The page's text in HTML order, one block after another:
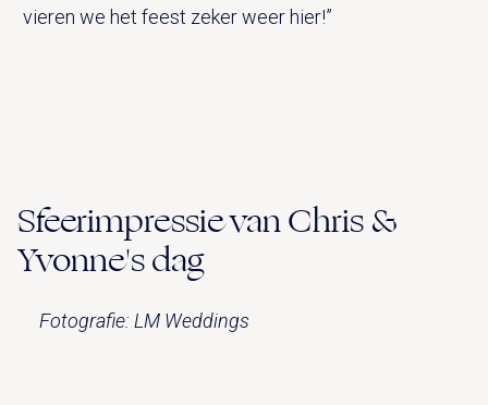
vieren we het feest zeker weer hier!”
Sfeerimpressie van Chris &
Yvonne's dag
Fotografie: LM Weddings